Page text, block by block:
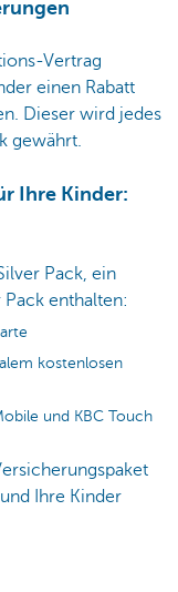
Vertrag
einen Rabatt
Dieser wird jedes
gewährt.
Ihre Kinder:
Pack, ein
enthalten:
kostenlosen
und KBC Touch
Ihre Kinder